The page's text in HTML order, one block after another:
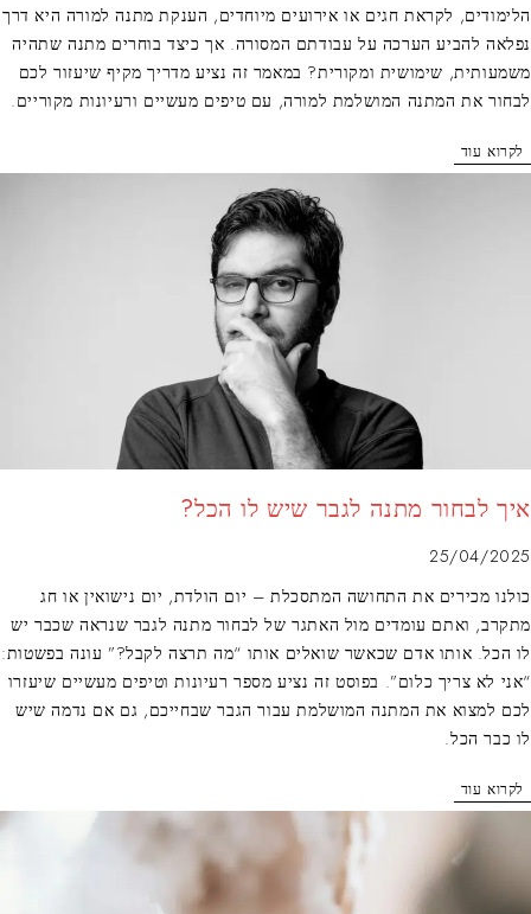
הלימודים, לקראת חגים או אירועים מיוחדים, הענקת מתנה למורה היא דרך
נפלאה להביע הערכה על עבודתם המסורה. אך כיצד בוחרים מתנה שתהיה
משמעותית, שימושית ומקורית? במאמר זה נציע מדריך מקיף שיעזור לכם
לבחור את המתנה המושלמת למורה, עם טיפים מעשיים ורעיונות מקוריים.
לקרוא עוד
איך לבחור מתנה לגבר שיש לו הכל?
25/04/2025
כולנו מכירים את התחושה המתסכלת – יום הולדת, יום נישואין או חג
מתקרב, ואתם עומדים מול האתגר של לבחור מתנה לגבר שנראה שכבר יש
לו הכל. אותו אדם שכאשר שואלים אותו “מה תרצה לקבל?” עונה בפשטות:
“אני לא צריך כלום”. בפוסט זה נציע מספר רעיונות וטיפים מעשיים שיעזרו
לכם למצוא את המתנה המושלמת עבור הגבר שבחייכם, גם אם נדמה שיש
לו כבר הכל.
לקרוא עוד